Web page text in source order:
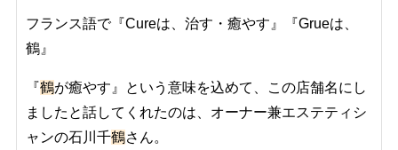
フランス語で『Cureは、治す・癒やす』『Grueは、
鶴』
『鶴が癒やす』という意味を込めて、この店舗名にし
ましたと話してくれたのは、オーナー兼エステティシ
ャンの石川千鶴さん。